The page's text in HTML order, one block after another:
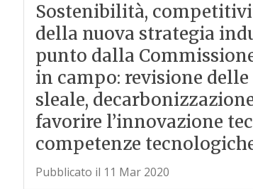
Sostenibilità,
della nuova strategia
punto dalla
in campo: revisione
sleale,
favorire l’innovazione
competenze
Pubblicato il 11 Mar 2020